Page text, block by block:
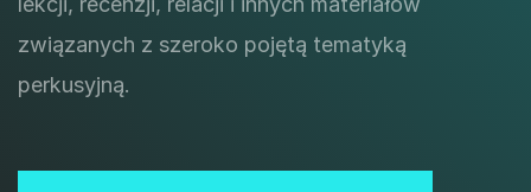
związanych z szeroko pojętą tematyką
perkusyjną.